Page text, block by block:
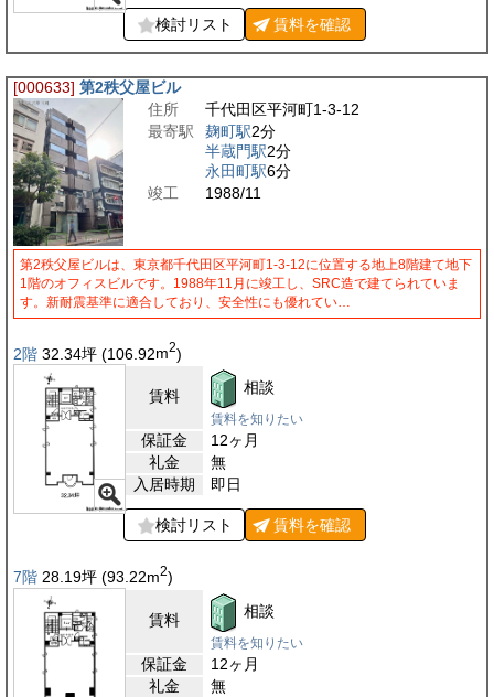
検討リスト 賃料を確認
[000633] 第2秩父屋ビル
住所
千代田区平河町1-3-12
最寄駅
麹町駅2分
半蔵門駅2分
永田町駅6分
竣工
1988/11
第2秩父屋ビルは、東京都千代田区平河町1-3-12に位置する地上8階建て地下
1階のオフィスビルです。1988年11月に竣工し、SRC造で建てられていま
す。新耐震基準に適合しており、安全性にも優れてい…
2階 32.34坪 (106.92m2)
賃料 相談
賃料を知りたい
保証金
12ヶ月
礼金
無
入居時期
即日
検討リスト 賃料を確認
7階 28.19坪 (93.22m2)
賃料 相談
賃料を知りたい
保証金
12ヶ月
礼金
無